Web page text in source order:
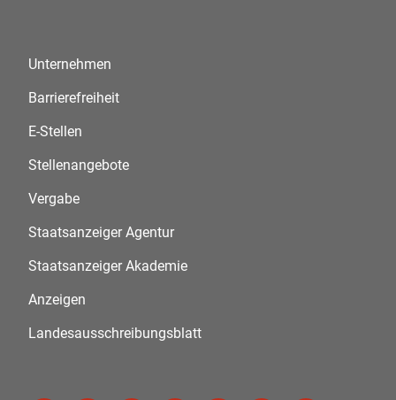
Unternehmen
Barrierefreiheit
E-Stellen
Stellenangebote
Vergabe
Staatsanzeiger Agentur
Staatsanzeiger Akademie
Anzeigen
Landesausschreibungsblatt